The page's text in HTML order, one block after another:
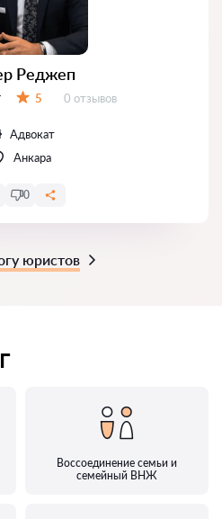
Реджеп
5 Отзывов:
0 отзывов
Адвокат
Анкара
0
юристов
Воссоединение семьи и
семейный ВНЖ